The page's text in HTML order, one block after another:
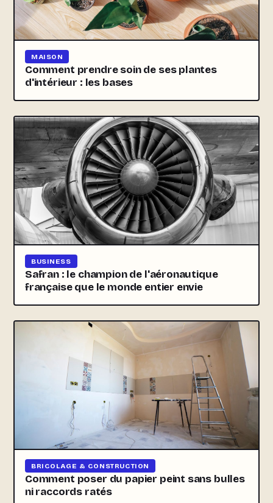
MAISON
Comment prendre soin de ses plantes
d'intérieur : les bases
BUSINESS
Safran : le champion de l'aéronautique
française que le monde entier envie
BRICOLAGE & CONSTRUCTION
Comment poser du papier peint sans bulles
ni raccords ratés